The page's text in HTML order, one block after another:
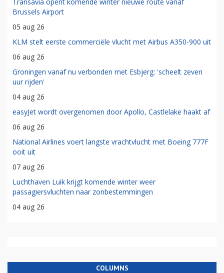
Brussels Airport
05 aug 26
KLM stelt eerste commerciële vlucht met Airbus A350-900 uit
06 aug 26
Groningen vanaf nu verbonden met Esbjerg: 'scheelt zeven
uur rijden'
04 aug 26
easyJet wordt overgenomen door Apollo, Castlelake haakt af
06 aug 26
National Airlines voert langste vrachtvlucht met Boeing 777F
ooit uit
07 aug 26
Luchthaven Luik krijgt komende winter weer
passagiersvluchten naar zonbestemmingen
04 aug 26
COLUMNS